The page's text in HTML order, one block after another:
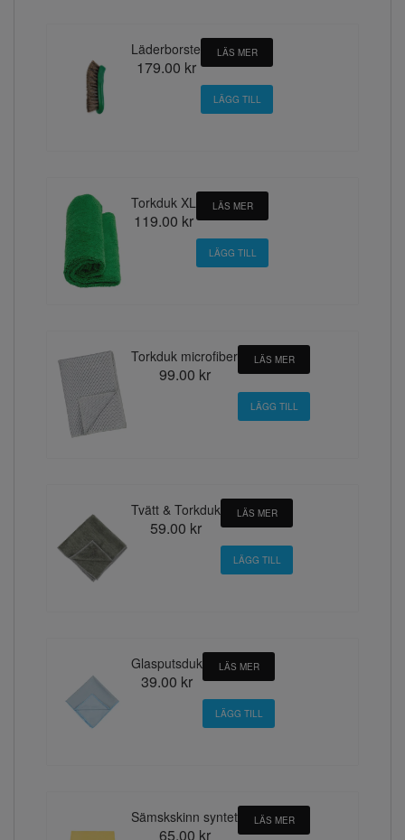
Läderborste
179.00 kr
LÄS MER
Torkduk XL
119.00 kr
LÄS MER
Torkduk microfiber
99.00 kr
LÄS MER
Tvätt & Torkduk
59.00 kr
LÄS MER
Glasputsduk
39.00 kr
LÄS MER
Sämskskinn syntet
65.00 kr
LÄS MER